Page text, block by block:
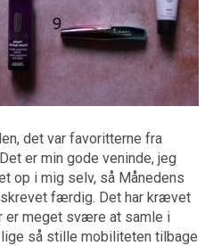
det var favoritterne fra
er min gode veninde, jeg
op i mig selv, så Månedens
færdig. Det har krævet
er meget svære at samle i
så stille mobiliteten tilbage